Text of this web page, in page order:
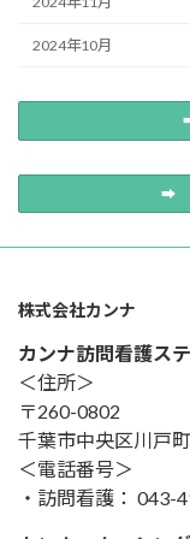
2024年10月
➡
株式会社カンナ
カンナ訪問看護ス
＜住所＞
〒260-0802
千葉市中央区川戸
＜電話番号＞
・訪問看護： 043-